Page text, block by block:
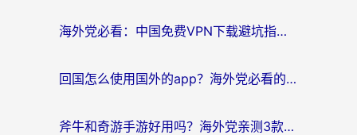
海外党必看：中国免费VPN下载避坑指南 + 无缝访问国内资源的终极方案
回国怎么使用国外的app？海外党必看的无缝访问国内资源全攻略
斧牛和奇游手游好用吗？海外党亲测3款回国加速器，选对才能无缝刷国内资源